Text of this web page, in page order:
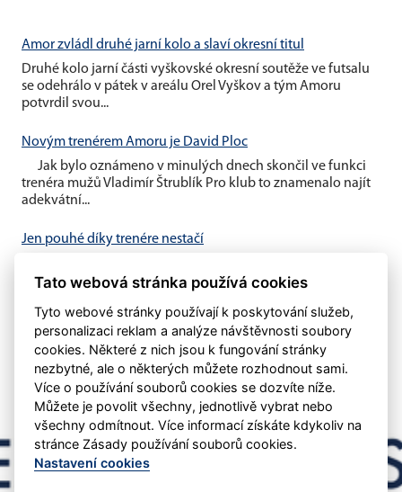
Amor zvládl druhé jarní kolo a slaví okresní titul
Druhé kolo jarní části vyškovské okresní soutěže ve futsalu
se odehrálo v pátek v areálu Orel Vyškov a tým Amoru
potvrdil svou...
Novým trenérem Amoru je David Ploc
Jak bylo oznámeno v minulých dnech skončil ve funkci
trenéra mužů Vladimír Štrublík Pro klub to znamenalo najít
adekvátní...
Jen pouhé díky trenére nestačí
Štrublíka u našeho áčka Domníváme se, že pouhé
Tato webová stránka používá cookies
Tyto webové stránky používají k poskytování služeb,
personalizaci reklam a analýze návštěvnosti soubory
cookies. Některé z nich jsou k fungování stránky
nezbytné, ale o některých můžete rozhodnout sami.
Více o používání souborů cookies se dozvíte níže.
Můžete je povolit všechny, jednotlivě vybrat nebo
všechny odmítnout. Více informací získáte kdykoliv na
stránce Zásady používání souborů cookies.
Nastavení cookies